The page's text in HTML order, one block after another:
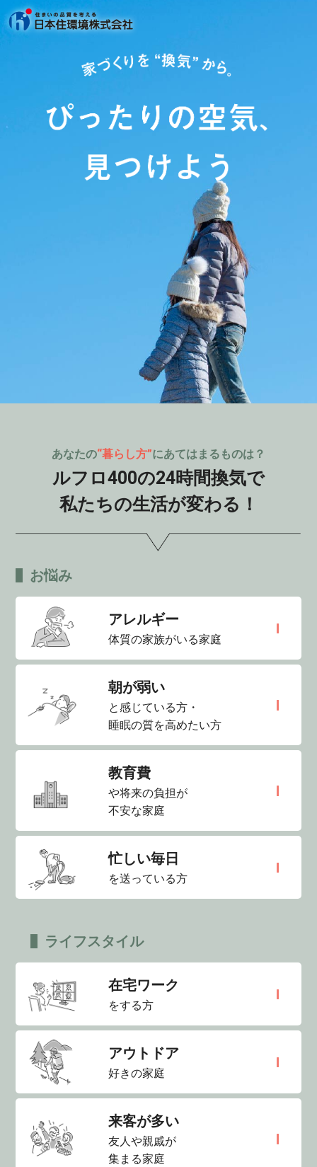
あなたの“暮らし方”にあてはまるものは？
ルフロ400の24時間換気で
私たちの生活が変わる！
お悩み
アレルギー
体質の家族がいる家庭
朝が弱い
と感じている方・
睡眠の質を高めたい方
教育費
や将来の負担が
不安な家庭
忙しい毎日
を送っている方
ライフスタイル
在宅ワーク
をする方
アウトドア
好きの家庭
来客が多い
友人や親戚が
集まる家庭